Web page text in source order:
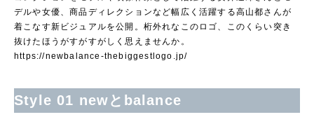
デルや女優、商品ディレクションなど幅広く活躍する高山都さんが
着こなす新ビジュアルを公開。桁外れなこのロゴ、このくらい突き
抜けたほうがすがすがしく思えませんか。
https://newbalance-thebiggestlogo.jp/
Style 01 newとbalance